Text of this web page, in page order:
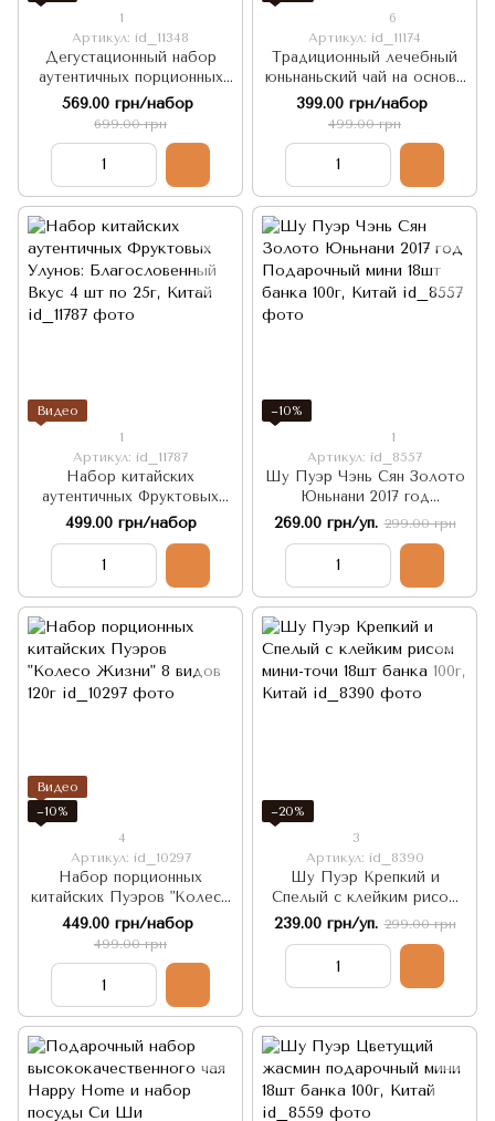
1
Артикул: id_11348
Дегустационный набор
аутентичных порционных
китайских чаев Вкус
Поднебесной 30 шт
569.00 грн/набор
699.00 грн
6
Артикул: id_11174
Традиционный лечебный
юньнаньский чай на основе
органического коричневого
сахара и лепестков цветов
399.00 грн/набор
499.00 грн
Видео
1
Артикул: id_11787
Набор китайских
аутентичных Фруктовых
Улунов: Благословенный
Вкус 4 шт по 25г, Китай
499.00 грн/набор
−10%
1
Артикул: id_8557
Шу Пуэр Чэнь Сян Золото
Юньнани 2017 год
Подарочный мини 18шт
банка 100г, Китай
269.00 грн/уп. 299.00 грн
Видео
−10%
4
Артикул: id_10297
Набор порционных
китайских Пуэров "Колесо
Жизни" 8 видов 120г
449.00 грн/набор
499.00 грн
−20%
3
Артикул: id_8390
Шу Пуэр Крепкий и
Спелый с клейким рисом
мини-точи 18шт банка 100г,
Китай
239.00 грн/уп. 299.00 грн